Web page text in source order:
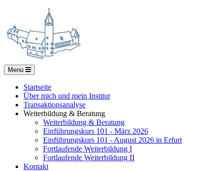
Menü
Startseite
Über mich und mein Institut
Transaktionsanalyse
Weiterbildung & Beratung
Weiterbildung & Beratung
Einführungskurs 101 - März 2026
Einführungskurs 101 - August 2026 in Erfurt
Fortlaufende Weiterbildung I
Fortlaufende Weiterbildung II
Kontakt